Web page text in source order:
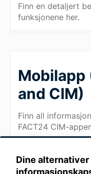
Dine
Finn en detaljert
funksjonene her.
Mobilapp
and CIM)
Finn all
FACT24 CIM-